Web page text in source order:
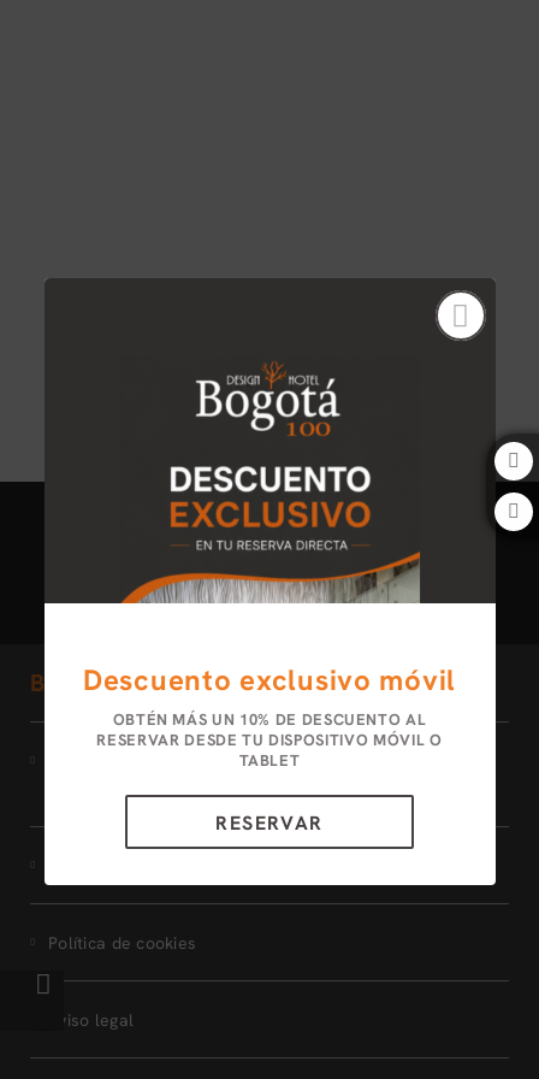
Bogota 100 Design Hotel by SARASTI
Condiciones del programa
Política de cookies
Aviso legal
Descuento exclusivo móvil
OBTÉN MÁS UN 10% DE DESCUENTO AL
RESERVAR DESDE TU DISPOSITIVO MÓVIL O
TABLET
RESERVAR